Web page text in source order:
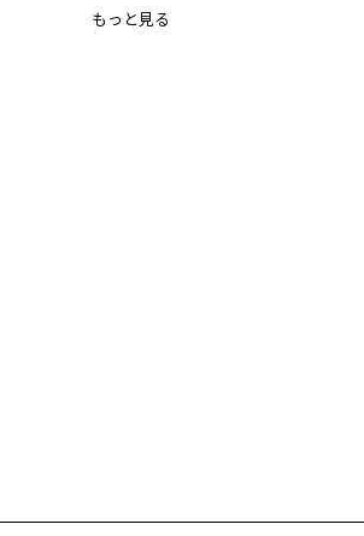
もっと見る